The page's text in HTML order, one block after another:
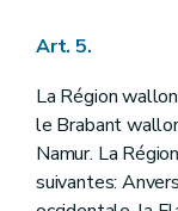
Art. 79
Art. 80
Art. 81
Art. 82
Art. 83
Art. 5.
La Région
le Brabant
Namur. La
suivantes: